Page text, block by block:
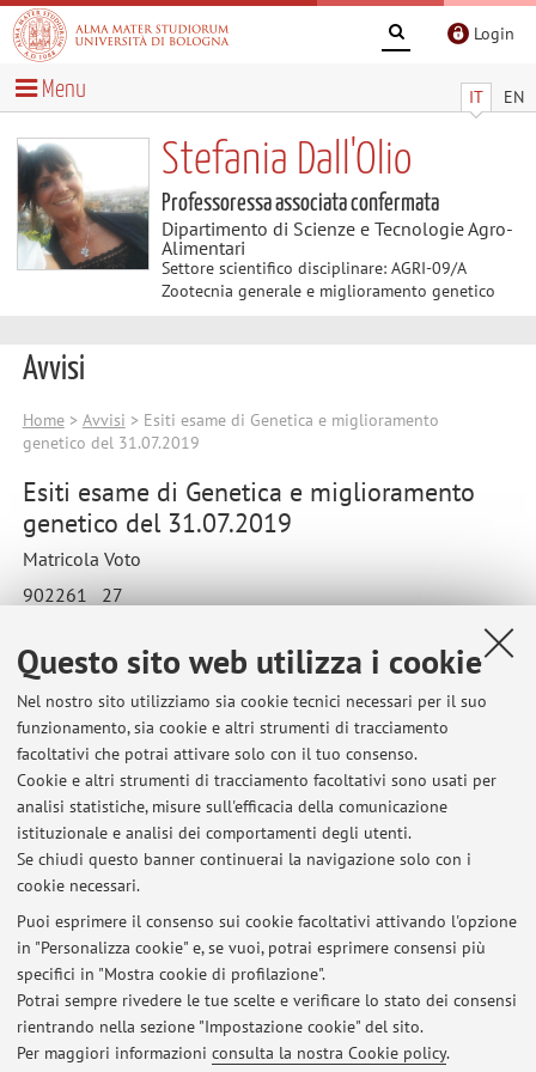
Questo sito web utilizza i cookie
Nel nostro sito utilizziamo sia cookie tecnici necessari per il suo
funzionamento, sia cookie e altri strumenti di tracciamento
facoltativi che potrai attivare solo con il tuo consenso.
Cookie e altri strumenti di tracciamento facoltativi sono usati per
analisi statistiche, misure sull'efficacia della comunicazione
istituzionale e analisi dei comportamenti degli utenti.
Se chiudi questo banner continuerai la navigazione solo con i
cookie necessari.
Puoi esprimere il consenso sui cookie facoltativi attivando l'opzione
in "Personalizza cookie" e, se vuoi, potrai esprimere consensi più
specifici in "Mostra cookie di profilazione".
Potrai sempre rivedere le tue scelte e verificare lo stato dei consensi
rientrando nella sezione "Impostazione cookie" del sito.
Per maggiori informazioni consulta la nostra Cookie policy.
Login
IT EN
Menu
Stefania Dall'Olio
Professoressa associata confermata
Dipartimento di Scienze e Tecnologie Agro-
Alimentari
Settore scientifico disciplinare: AGRI-09/A
Zootecnia generale e miglioramento genetico
Avvisi
Home> Avvisi > Esiti esame di Genetica e miglioramento
genetico del 31.07.2019
Esiti esame di Genetica e miglioramento
genetico del 31.07.2019
Matricola Voto
902261 27
Pubblicato il: 06 agosto 2019
Ultimi avvisi
Esito esame Zootecnica del 18.09.2019
Pubblicato il: 28 settembre 2019
Esito esame di Genetica e miglioramento genetico del 12.09.2019
Pubblicato il: 13 settembre 2019
Esiti esame di Genetica e miglioramento genetico del 31.07.2019
Pubblicato il: 06 agosto 2019